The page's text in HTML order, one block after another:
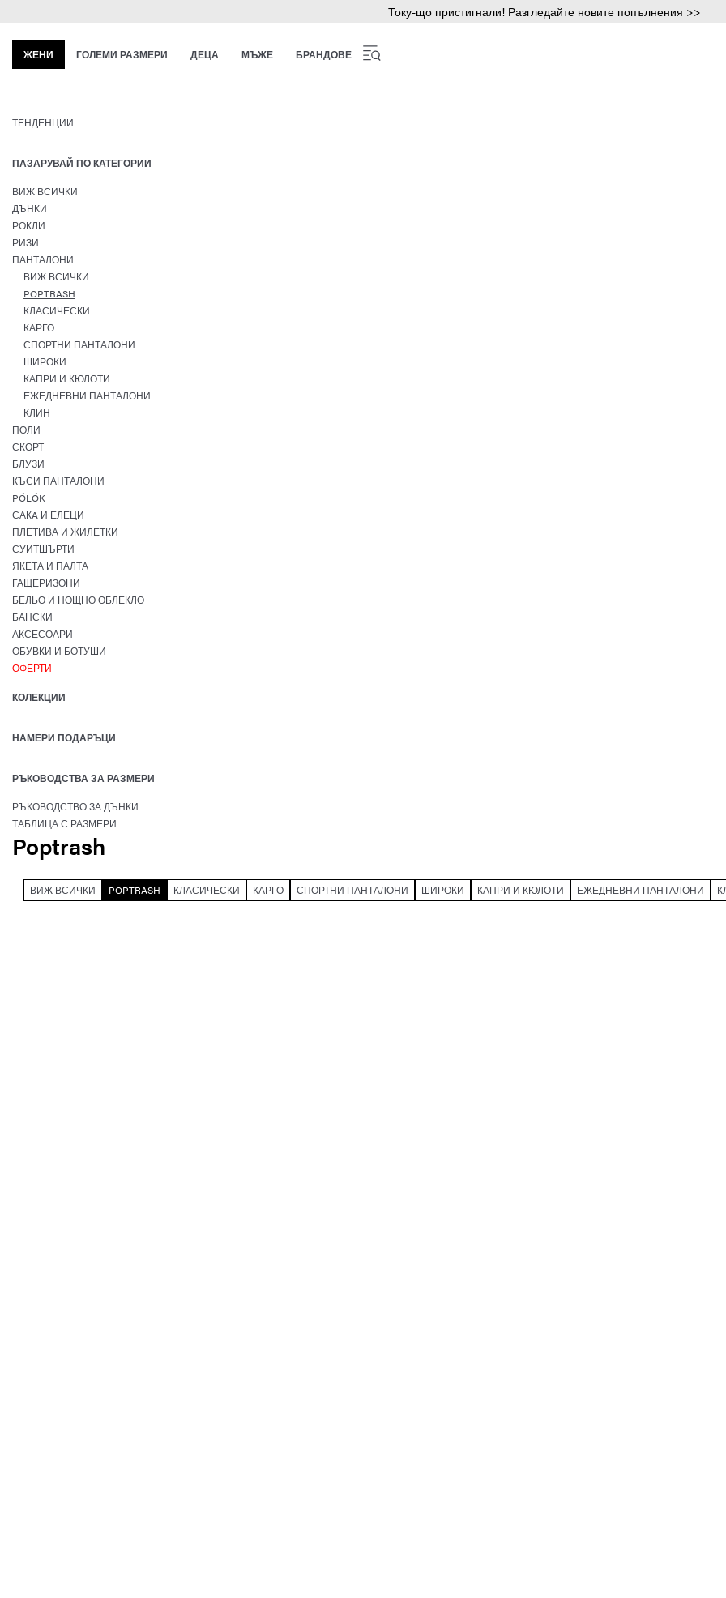
Току-що пристигнали! Разгледайте новите попълнения >>
ЖЕНИ ГОЛЕМИ РАЗМЕРИ ДЕЦА МЪЖЕ БРАНДОВЕ
ТЕНДЕНЦИИ
ПАЗАРУВАЙ ПО КАТЕГОРИИ
ВИЖ ВСИЧКИ
ДЪНКИ
РОКЛИ
РИЗИ
ПАНТАЛОНИ
ВИЖ ВСИЧКИ
POPTRASH
КЛАСИЧЕСКИ
КАРГО
СПОРТНИ ПАНТАЛОНИ
ШИРОКИ
КАПРИ И КЮЛОТИ
ЕЖЕДНЕВНИ ПАНТАЛОНИ
КЛИН
ПОЛИ
СКОРТ
БЛУЗИ
КЪСИ ПАНТАЛОНИ
PÓLÓK
САКA И ЕЛЕЦИ
ПЛЕТИВА И ЖИЛЕТКИ
СУИТШЪРТИ
ЯКЕТА И ПАЛТА
ГАЩЕРИЗОНИ
БЕЛЬО И НОЩНО ОБЛЕКЛО
БАНСКИ
АКСЕСОАРИ
ОБУВКИ И БОТУШИ
ОФЕРТИ
КОЛЕКЦИИ
НАМЕРИ ПОДАРЪЦИ
РЪКОВОДСТВА ЗА РАЗМЕРИ
РЪКОВОДСТВО ЗА ДЪНКИ
ТАБЛИЦА С РАЗМЕРИ
Poptrash
ВИЖ ВСИЧКИ POPTRASH КЛАСИЧЕСКИ КАРГО СПОРТНИ ПАНТАЛОНИ ШИРОКИ КАПРИ И КЮЛОТИ ЕЖЕДНЕВНИ ПАНТАЛОНИ